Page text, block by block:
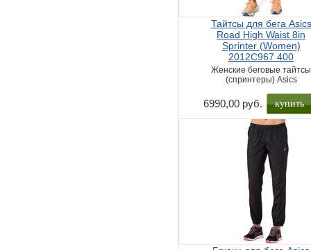
Тайтсы для бега Asics
Road High Waist 8in
Sprinter (Women)
2012C967 400
Женские беговые тайтсы
(спринтеры) Asics
6990,00 руб. купить